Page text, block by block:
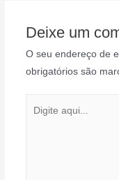
Deixe um
O seu endereço de
obrigatórios são